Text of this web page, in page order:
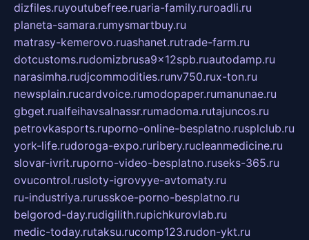
dizfiles.ruyoutubefree.ruaria-family.ruroadli.ru
planeta-samara.rumysmartbuy.ru
matrasy-kemerovo.ruashanet.rutrade-farm.ru
dotcustoms.rudomizbrusa9x12spb.ruautodamp.ru
narasimha.rudjcommodities.runv750.rux-ton.ru
newsplain.rucardvoice.rumodopaper.rumanunae.ru
gbget.rualfeihavsalnassr.rumadoma.rutajuncos.ru
petrovkasports.ruporno-online-besplatno.rusplclub.ru
york-life.rudoroga-expo.ruribery.rucleanmedicine.ru
slovar-ivrit.ruporno-video-besplatno.ruseks-365.ru
ovucontrol.rusloty-igrovyye-avtomaty.ru
ru-industriya.rurusskoe-porno-besplatno.ru
belgorod-day.rudigilith.rupichkurovlab.ru
medic-today.rutaksu.rucomp123.rudon-ykt.ru